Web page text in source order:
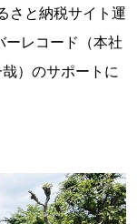
さと納税サイト運
レコード（本社
）のサポートに